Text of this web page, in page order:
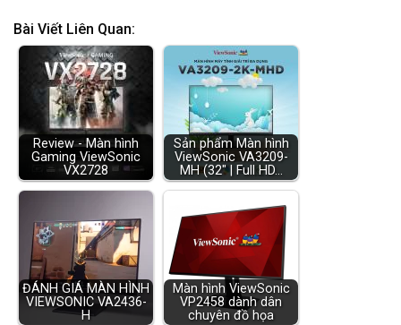
Bài Viết Liên Quan:
Review - Màn hình
Gaming ViewSonic
VX2728
Sản phẩm Màn hình
ViewSonic VA3209-
MH (32" | Full HD…
ĐÁNH GIÁ MÀN HÌNH
VIEWSONIC VA2436-
H
Màn hình ViewSonic
VP2458 dành dân
chuyên đồ họa